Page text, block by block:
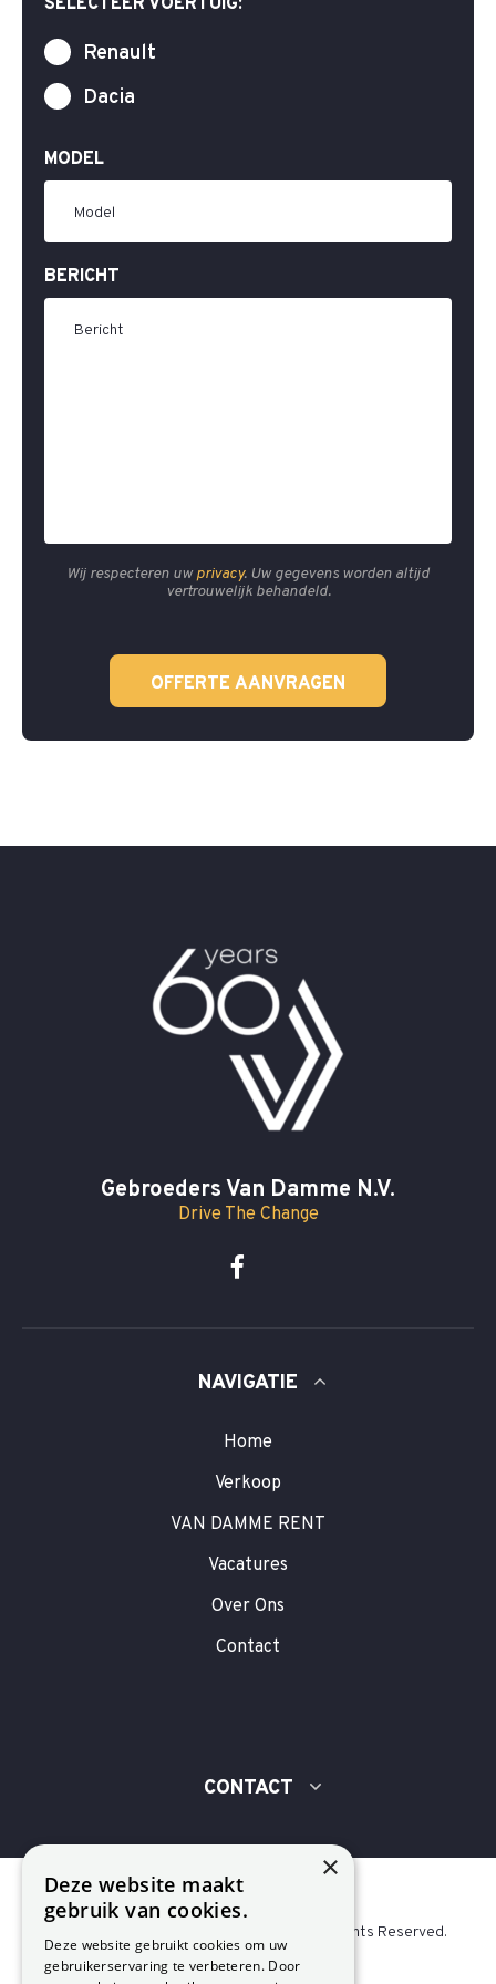
SELECTEER VOERTUIG:
Renault
Dacia
MODEL
BERICHT
Wij respecteren uwprivacy. Uw gegevens worden altijd
vertrouwelijk behandeld.
OFFERTE AANVRAGEN
Gebroeders Van Damme N.V.
Drive The Change
NAVIGATIE
Home
Verkoop
VAN DAMME RENT
Vacatures
Over Ons
Contact
CONTACT
© 2020 Gebroeders Van Damme N.V. . All Rights Reserved.
×
Deze website maakt
gebruik van cookies.
Deze website gebruikt cookies om uw
gebruikerservaring te verbeteren. Door